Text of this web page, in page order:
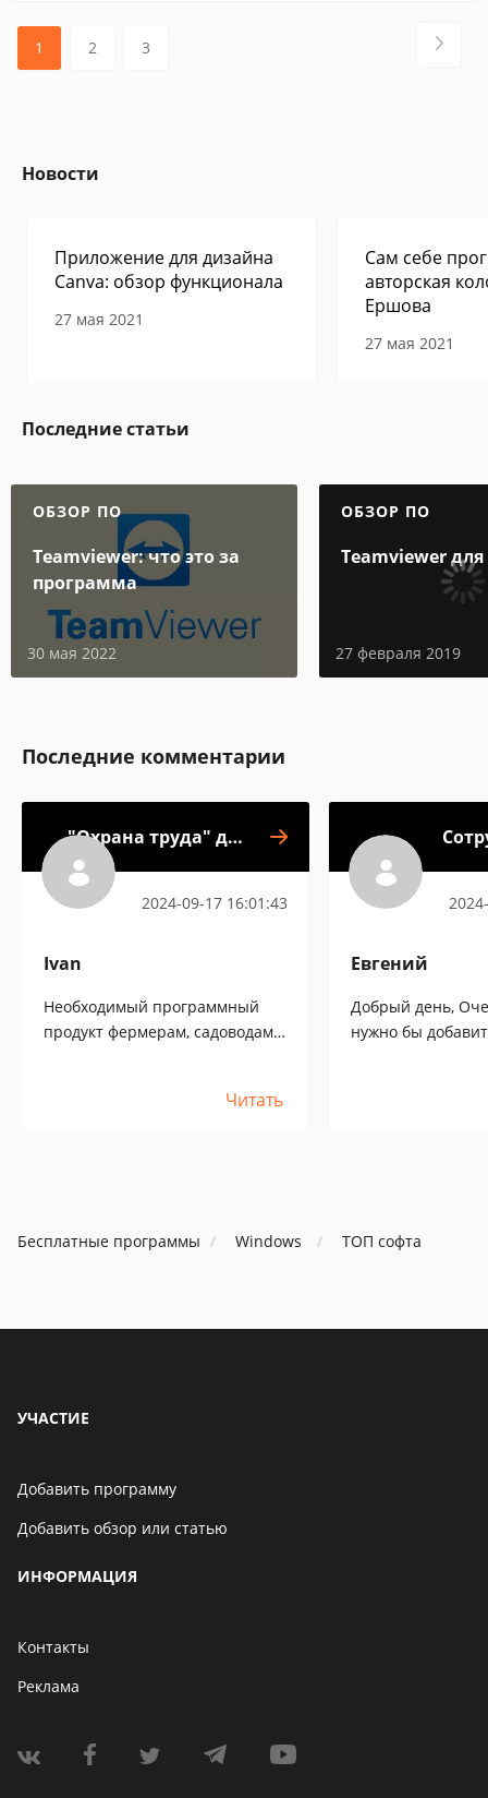
1 2 3
Новости
Приложение для дизайна
Canva: обзор функционала
27 мая 2021
Сам себе
авторская
Ершова
27 мая 2021
Последние статьи
ОБЗОР ПО
Teamviewer: что это за
программа
30 мая 2022
ОБЗОР ПО
Teamviewer
27 февраля 2019
Последние комментарии
"Охрана труда" для
1С:Предприятия 8
2024-09-17 16:01:43
Ivan
Необходимый программный
продукт фермерам, садоводам,
деревенских дорог. Демо-
конфигурации.
Читать
Евгений
Добрый день,
нужно бы
любую дату для
сотрудников.
Бесплатные программы Windows ТОП софта
УЧАСТИЕ
Добавить программу
Добавить обзор или статью
ИНФОРМАЦИЯ
Контакты
Реклама